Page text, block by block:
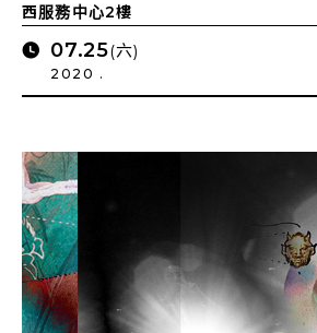
西服務中心2樓
07.25(六)
2020 .